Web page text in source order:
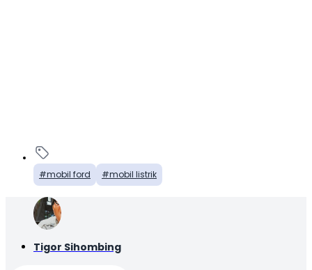
mobil ford mobil listrik
Tigor Sihombing